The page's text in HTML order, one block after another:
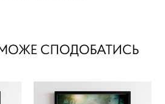
СПОДОБАТИСЬ